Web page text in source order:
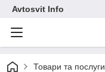
Avtosvit Info
Товари та послуги